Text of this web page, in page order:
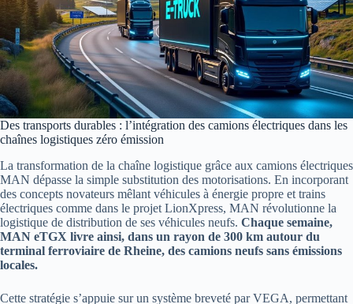
Des transports durables : l’intégration des camions électriques dans les
chaînes logistiques zéro émission
La transformation de la chaîne logistique grâce aux camions électriques
MAN dépasse la simple substitution des motorisations. En incorporant
des concepts novateurs mêlant véhicules à énergie propre et trains
électriques comme dans le projet LionXpress, MAN révolutionne la
logistique de distribution de ses véhicules neufs. Chaque semaine,
MAN eTGX livre ainsi, dans un rayon de 300 km autour du
terminal ferroviaire de Rheine, des camions neufs sans émissions
locales.
Cette stratégie s’appuie sur un système breveté par VEGA, permettant